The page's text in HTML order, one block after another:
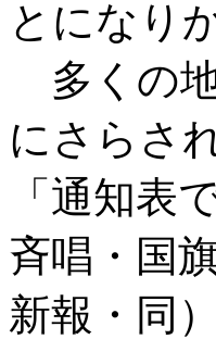
とになり
多くの
にさらさ
「通知表
斉唱・国
新報・同